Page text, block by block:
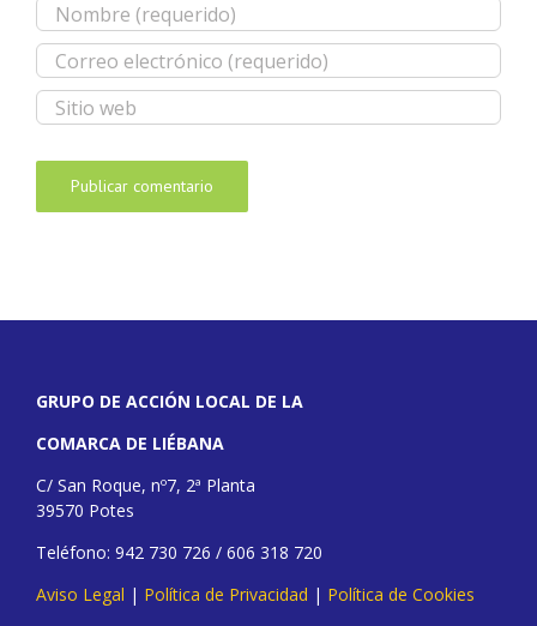
GRUPO DE ACCIÓN LOCAL DE LA
COMARCA DE LIÉBANA
C/ San Roque, nº7, 2ª Planta
39570 Potes
Teléfono: 942 730 726 / 606 318 720
Aviso Legal | Política de Privacidad | Política de Cookies